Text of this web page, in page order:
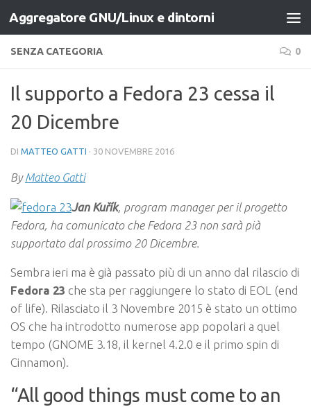
Salta al contenuto
Aggregatore GNU/Linux e dintorni
SENZA CATEGORIA 0
Il supporto a Fedora 23 cessa il
20 Dicembre
DI MATTEO GATTI · 30 NOVEMBRE 2016
ByMatteo Gatti
Jan Kuřík, program manager per il progetto
Fedora, ha comunicato che Fedora 23 non sarà pià
supportato dal prossimo 20 Dicembre.
Sembra ieri ma è già passato più di un anno dal rilascio di
Fedora 23 che sta per raggiungere lo stato di EOL (end
of life). Rilasciato il 3 Novembre 2015 è stato un ottimo
OS che ha introdotto numerose app popolari a quel
tempo (GNOME 3.18, il kernel 4.2.0 e il primo spin di
Cinnamon).
“All good things must come to an